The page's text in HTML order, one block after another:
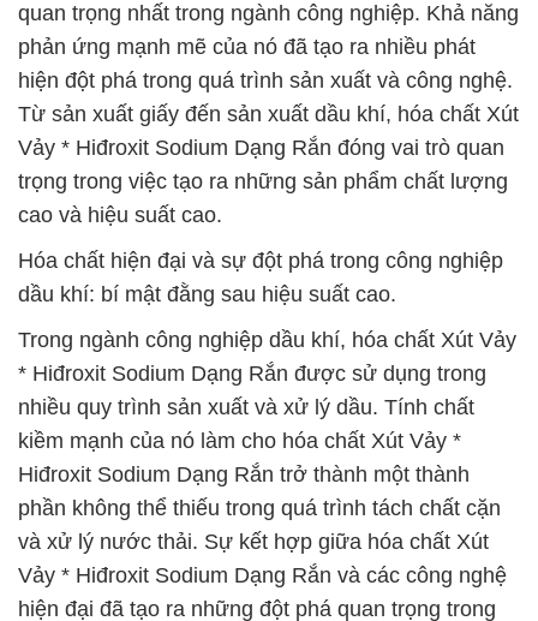
quan trọng nhất trong ngành công nghiệp. Khả năng
phản ứng mạnh mẽ của nó đã tạo ra nhiều phát
hiện đột phá trong quá trình sản xuất và công nghệ.
Từ sản xuất giấy đến sản xuất dầu khí, hóa chất Xút
Vảy * Hiđroxit Sodium Dạng Rắn đóng vai trò quan
trọng trong việc tạo ra những sản phẩm chất lượng
cao và hiệu suất cao.
Hóa chất hiện đại và sự đột phá trong công nghiệp
dầu khí: bí mật đằng sau hiệu suất cao.
Trong ngành công nghiệp dầu khí, hóa chất Xút Vảy
* Hiđroxit Sodium Dạng Rắn được sử dụng trong
nhiều quy trình sản xuất và xử lý dầu. Tính chất
kiềm mạnh của nó làm cho hóa chất Xút Vảy *
Hiđroxit Sodium Dạng Rắn trở thành một thành
phần không thể thiếu trong quá trình tách chất cặn
và xử lý nước thải. Sự kết hợp giữa hóa chất Xút
Vảy * Hiđroxit Sodium Dạng Rắn và các công nghệ
hiện đại đã tạo ra những đột phá quan trọng trong